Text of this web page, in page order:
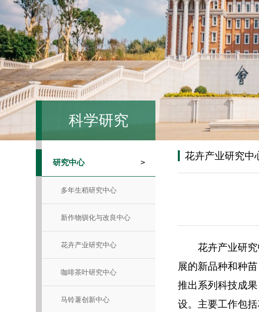
科学研究
研究中心 >
多年生稻研究中心
新作物驯化与改良中心
花卉产业研究中心
咖啡茶叶研究中心
马铃薯创新中心
花卉产业研究中
花卉产业研
展的新品种和种
推出系列科技成
设。主要工作包